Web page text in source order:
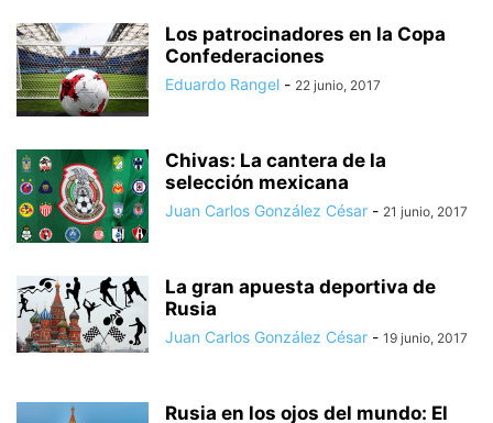
Los patrocinadores en la Copa
Confederaciones
Eduardo Rangel - 22 junio, 2017
Chivas: La cantera de la
selección mexicana
Juan Carlos González César - 21 junio, 2017
La gran apuesta deportiva de
Rusia
Juan Carlos González César - 19 junio, 2017
Rusia en los ojos del mundo: El